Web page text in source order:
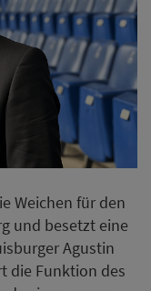
Weichen für den
und besetzt eine
Agustin
die Funktion des